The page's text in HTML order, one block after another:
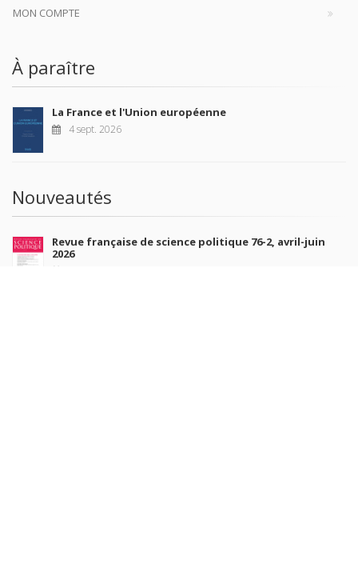
MON COMPTE
À paraître
La France et l'Union européenne
4 sept. 2026
Nouveautés
Revue française de science politique 76-2, avril-juin
2026